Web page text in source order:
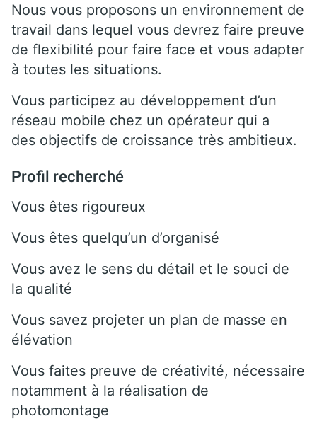
Nous vous proposons un environnement de
travail dans lequel vous devrez faire preuve
de flexibilité pour faire face et vous adapter
à toutes les situations.
Vous participez au développement d’un
réseau mobile chez un opérateur qui a
des objectifs de croissance très ambitieux.
Profil recherché
Vous êtes rigoureux
Vous êtes quelqu’un d’organisé
Vous avez le sens du détail et le souci de
la qualité
Vous savez projeter un plan de masse en
élévation
Vous faites preuve de créativité, nécessaire
notamment à la réalisation de
photomontage